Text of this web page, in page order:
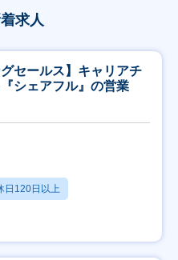
求人
セールス】キャリアチ
シェアフル』の営業
日120日以上